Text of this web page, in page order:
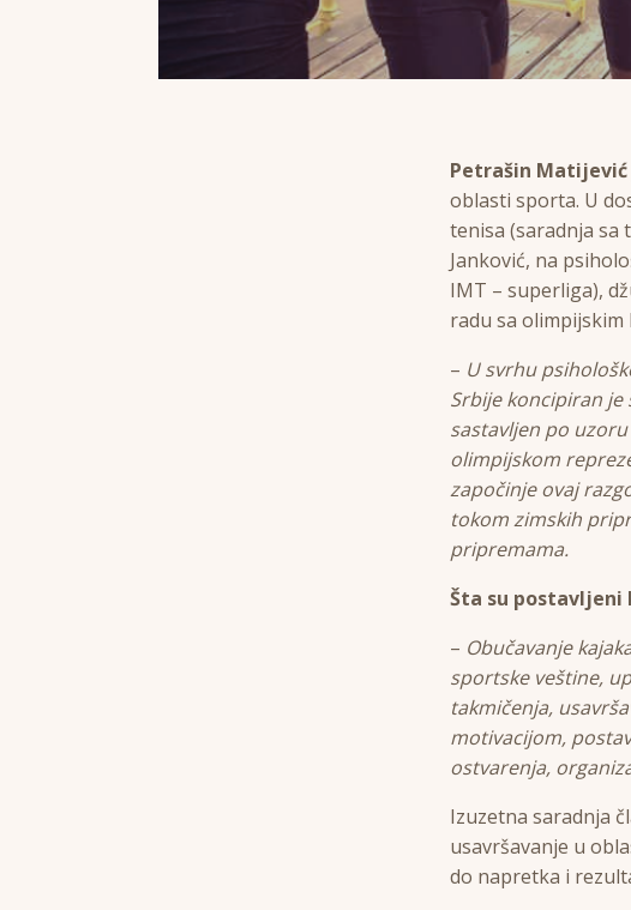
Petrašin Matijević
oblasti sporta. U
tenisa (saradnja sa
Janković, na
IMT – superliga),
radu sa olimpijskim
– U svrhu
Srbije koncipiran
sastavljen po
olimpijskom
započinje ovaj
tokom zimskih
pripremama.
Šta su postavljeni
– Obučavanje
sportske veštine,
takmičenja,
motivacijom,
ostvarenja,
Izuzetna saradnja
usavršavanje u
do napretka i